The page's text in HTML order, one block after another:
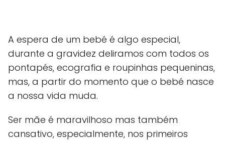
A espera de um bebé é algo especial,
durante a gravidez deliramos com todos os
pontapés, ecografia e roupinhas pequeninas,
mas, a partir do momento que o bebé nasce
a nossa vida muda.
Ser mãe é maravilhoso mas também
cansativo, especialmente, nos primeiros